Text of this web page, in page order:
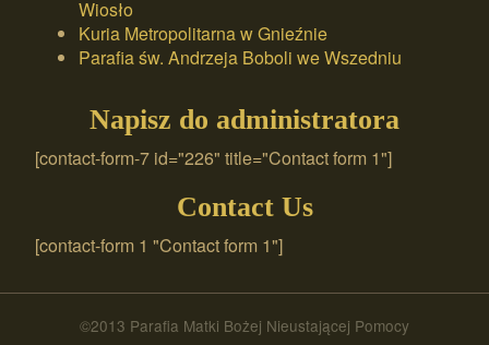
Wiosło
Kuria Metropolitarna w Gnieźnie
Parafia św. Andrzeja Boboli we Wszedniu
Napisz do administratora
[contact-form-7 id="226" title="Contact form 1"]
Contact Us
[contact-form 1 "Contact form 1"]
©2013 Parafia Matki Bożej Nieustającej Pomocy